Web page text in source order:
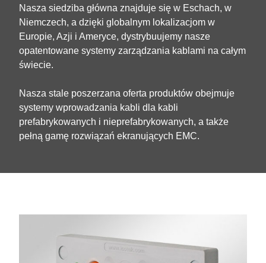
Nasza siedziba główna znajduje się w Eschach, w
Niemczech, a dzięki globalnym lokalizacjom w
Europie, Azji i Ameryce, dystrybuujemy nasze
opatentowane systemy zarządzania kablami na całym
świecie.
Nasza stale poszerzana oferta produktów obejmuje
systemy wprowadzania kabli dla kabli
prefabrykowanych i nieprefabrykowanych, a także
pełną gamę rozwiązań ekranujących EMC.